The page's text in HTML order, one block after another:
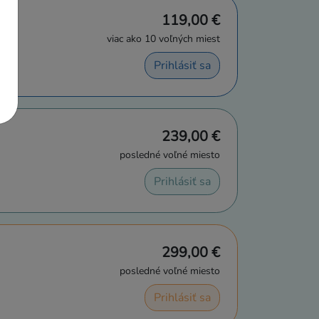
119,00 €
viac ako 10 voľných miest
Prihlásiť sa
239,00 €
posledné voľné miesto
Prihlásiť sa
299,00 €
posledné voľné miesto
Prihlásiť sa